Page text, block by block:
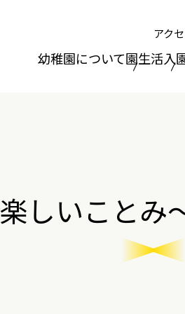
アク
幼稚園について園生活入
楽しいことみ